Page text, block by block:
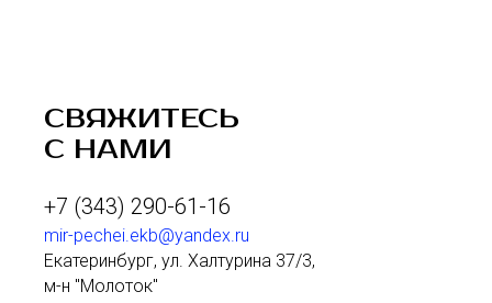
СВЯЖИТЕСЬ
С НАМИ
+7 (343) 290-61-16
mir-pechei.ekb@yandex.ru
Екатеринбург, ул. Халтурина 37/3,
м-н "Молоток"